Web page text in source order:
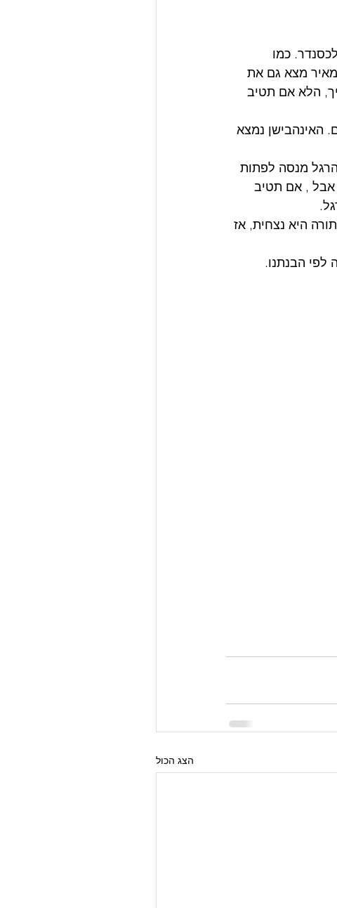
כמו
מאיר מצא גם את
הלא אם תטיב
האינהבישן נמצא
מנסה לפתות
אבל , אם תטיב
היא נצחית, אז
לפי הבנתנו.
הצג הכול